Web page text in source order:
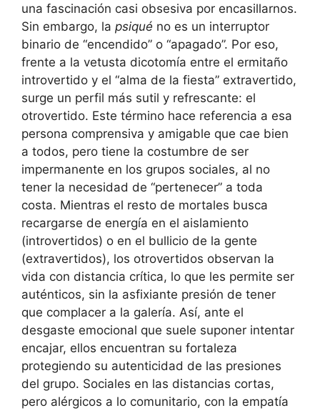
una fascinación casi obsesiva por encasillarnos.
Sin embargo, la psiqué no es un interruptor
binario de “encendido” o “apagado”. Por eso,
frente a la vetusta dicotomía entre el ermitaño
introvertido y el “alma de la fiesta” extravertido,
surge un perfil más sutil y refrescante: el
otrovertido. Este término hace referencia a esa
persona comprensiva y amigable que cae bien
a todos, pero tiene la costumbre de ser
impermanente en los grupos sociales, al no
tener la necesidad de “pertenecer” a toda
costa. Mientras el resto de mortales busca
recargarse de energía en el aislamiento
(introvertidos) o en el bullicio de la gente
(extravertidos), los otrovertidos observan la
vida con distancia crítica, lo que les permite ser
auténticos, sin la asfixiante presión de tener
que complacer a la galería. Así, ante el
desgaste emocional que suele suponer intentar
encajar, ellos encuentran su fortaleza
protegiendo su autenticidad de las presiones
del grupo. Sociales en las distancias cortas,
pero alérgicos a lo comunitario, con la empatía